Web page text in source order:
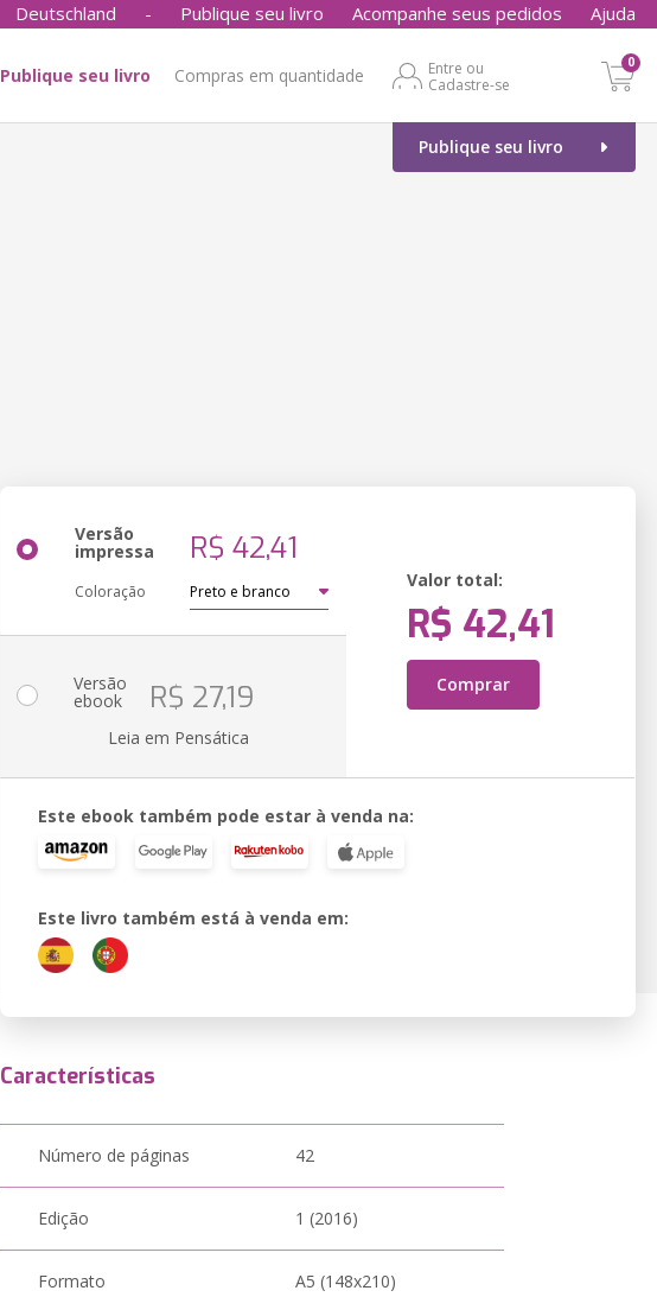
Deutschland - Publique seu livro Acompanhe seus pedidos Ajuda
Publique seu livro Compras em quantidade
Entre ou
Cadastre-se
0
Publique seu livro
Versão
impressa R$ 42,41
Coloração
Valor total:
R$ 42,41
Comprar
Versão
ebook R$ 27,19
Leia em Pensática
Este ebook também pode estar à venda na:
Este livro também está à venda em:
Características
Número de páginas 42
Edição 1 (2016)
Formato A5 (148x210)